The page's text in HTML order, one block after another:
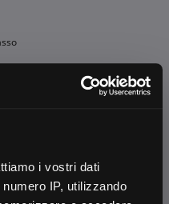
i vostri dati
IP, utilizzando